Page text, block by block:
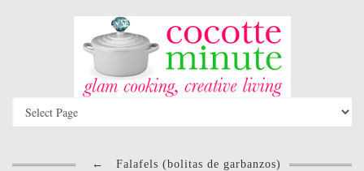
← Falafels (bolitas de garbanzos)